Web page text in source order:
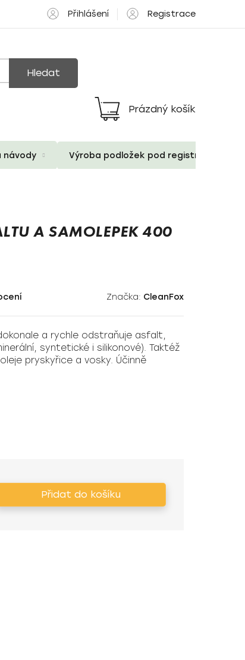
Přihlášení Registrace
Hledat
Nákupní
košík
Prázdný košík
návody Výroba podložek pod registrační
A SAMOLEPEK 400
Značka: CleanFox
a rychle odstraňuje asfalt,
syntetické i silikonové). Taktéž
pryskyřice a vosky. Účinně
Přidat do košíku